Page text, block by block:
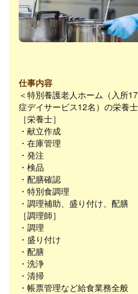
仕事内容
＜特別養護老人ホーム（入所
症デイサービス12名）の栄養
［栄養士］
・献立作成
・在庫管理
・発注
・検品
・配膳確認
・特別食調理
・調理補助、盛り付け、配膳
［調理師］
・調理
・盛り付け
・配膳
・洗浄
・清掃
・帳票管理など給食業務全般